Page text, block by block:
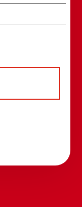
新たな歴史を
感想（※）